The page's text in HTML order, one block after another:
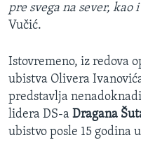
pre svega na sever, kao
Vučić.
Istovremeno, iz redova
ubistva Olivera
predstavlja
lidera DS-a Dragana
ubistvo posle 15 godina